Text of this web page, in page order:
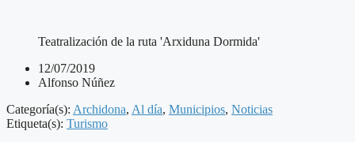
Teatralización de la ruta 'Arxiduna Dormida'
12/07/2019
Alfonso Núñez
Categoría(s): Archidona, Al día, Municipios, Noticias
Etiqueta(s): Turismo